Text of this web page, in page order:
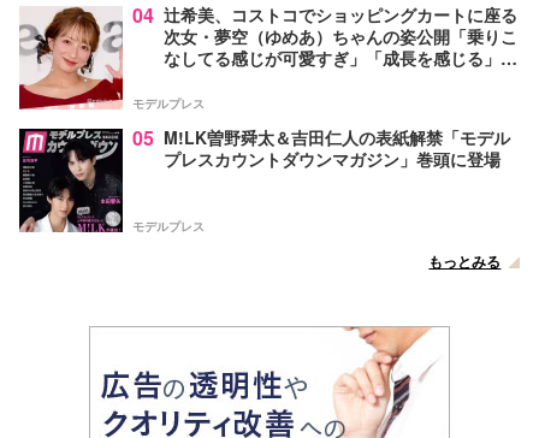
04 辻希美、コストコでショッピングカートに座る
次女・夢空（ゆめあ）ちゃんの姿公開「乗りこ
なしてる感じが可愛すぎ」「成長を感じる」の
モデルプレス
05 M!LK曽野舜太＆吉田仁人の表紙解禁「モデル
プレスカウントダウンマガジン」巻頭に登場
モデルプレス
もっとみる